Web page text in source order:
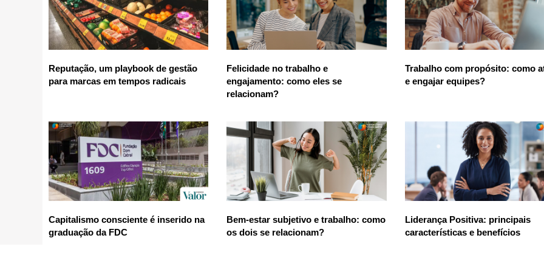
Reputação, um playbook de gestão
para marcas em tempos radicais
Felicidade no trabalho e
engajamento: como eles se
relacionam?
Trabalho com propósito: como
e engajar equipes?
Capitalismo consciente é inserido na
graduação da FDC
Bem-estar subjetivo e trabalho: como
os dois se relacionam?
Liderança Positiva: principais
características e benefícios